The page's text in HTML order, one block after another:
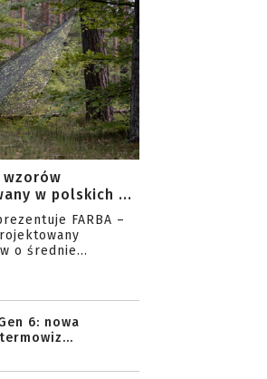
wzorów
w polskich ...
FARBA –
o średnie...
6: nowa